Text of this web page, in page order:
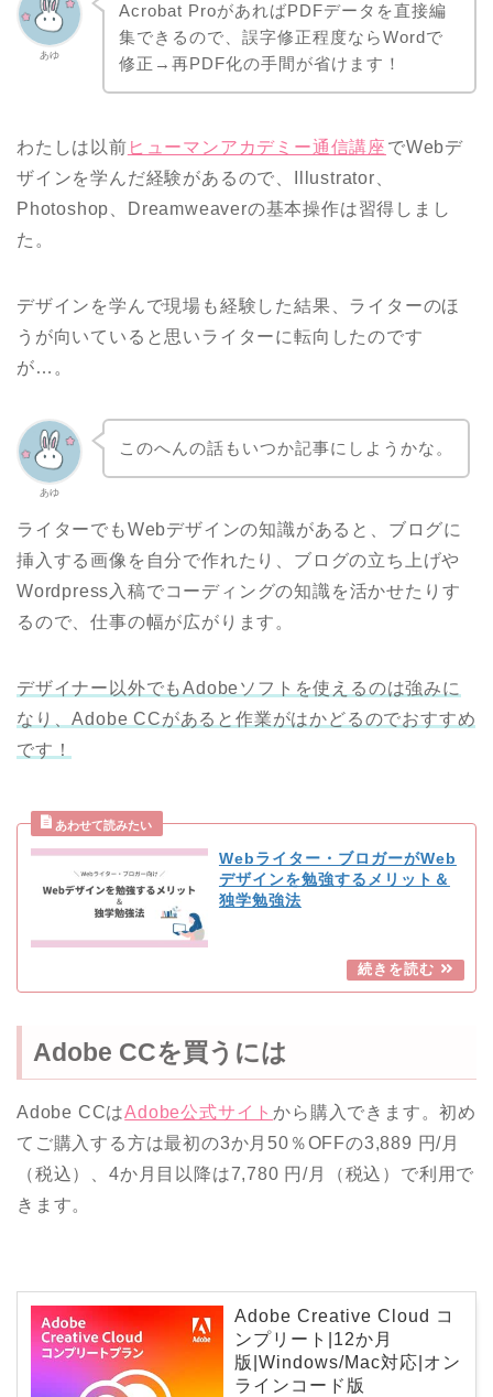
あゆ
Acrobat ProがあればPDFデータを直接編
集できるので、誤字修正程度ならWordで
修正→再PDF化の手間が省けます！
わたしは以前 ヒューマンアカデミー通信講座 でWebデ
ザインを学んだ経験があるので、Illustrator、
Photoshop、Dreamweaverの基本操作は習得しまし
た。
デザインを学んで現場も経験した結果、ライターのほ
うが向いていると思いライターに転向したのです
が…。
あゆ
このへんの話もいつか記事にしようかな。
ライターでもWebデザインの知識があると、ブログに
挿入する画像を自分で作れたり、ブログの立ち上げや
Wordpress入稿でコーディングの知識を活かせたりす
るので、仕事の幅が広がります。
デザイナー以外でもAdobeソフトを使えるのは強みに
なり、Adobe CCがあると作業がはかどるのでおすすめ
です！
Webライター・ブロガーがWeb
デザインを勉強するメリット＆
独学勉強法
Adobe CCを買うには
Adobe CCはAdobe公式サイトから購入できます。初め
てご購入する方は最初の3か月50％OFFの3,889 円/月
（税込）、4か月目以降は7,780 円/月（税込）で利用で
きます。
Adobe Creative Cloud コ
ンプリート|12か月
版|Windows/Mac対応|オン
ラインコード版